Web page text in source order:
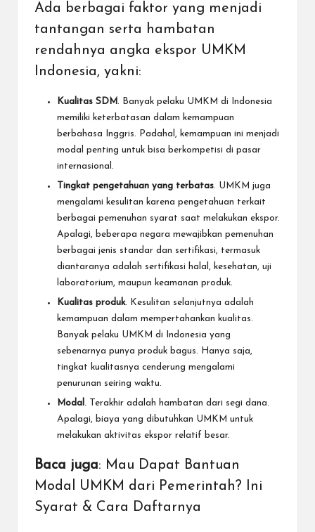
Ada berbagai faktor yang menjadi
tantangan serta hambatan
rendahnya angka ekspor UMKM
Indonesia, yakni:
Kualitas SDM
. Banyak pelaku UMKM di Indonesia
memiliki keterbatasan dalam kemampuan
berbahasa Inggris. Padahal, kemampuan ini menjadi
modal penting untuk bisa berkompetisi di pasar
internasional.
Tingkat pengetahuan yang terbatas. UMKM juga
mengalami kesulitan karena pengetahuan terkait
berbagai pemenuhan syarat saat melakukan ekspor.
Apalagi, beberapa negara mewajibkan pemenuhan
berbagai jenis standar dan sertifikasi, termasuk
diantaranya adalah sertifikasi halal , kesehatan, uji
laboratorium, maupun keamanan produk.
Kualitas produk. Kesulitan selanjutnya adalah
kemampuan dalam mempertahankan kualitas.
Banyak pelaku UMKM di Indonesia yang
sebenarnya punya produk bagus. Hanya saja,
tingkat kualitasnya cenderung mengalami
penurunan seiring waktu.
Modal . Terakhir adalah hambatan dari segi dana.
Apalagi, biaya yang dibutuhkan UMKM untuk
melakukan aktivitas ekspor relatif besar.
Baca juga: Mau Dapat Bantuan
Modal UMKM dari Pemerintah? Ini
Syarat & Cara Daftarnya